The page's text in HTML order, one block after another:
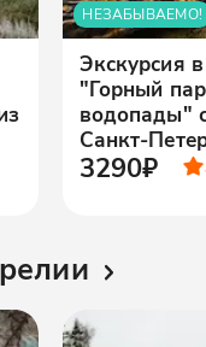
НЕЗАБЫВАЕМО!
Экскурсия
"Горный
водопады"
Санкт-
3290₽